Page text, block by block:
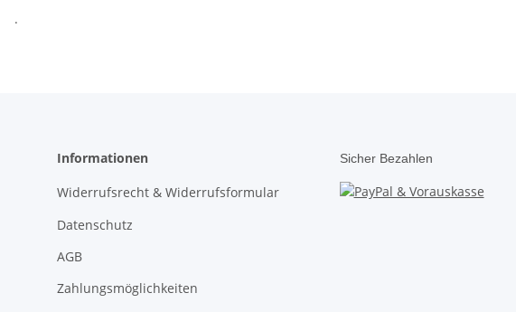
.
Informationen
Widerrufsrecht & Widerrufsformular
Datenschutz
AGB
Zahlungsmöglichkeiten
Sicher Bezahlen